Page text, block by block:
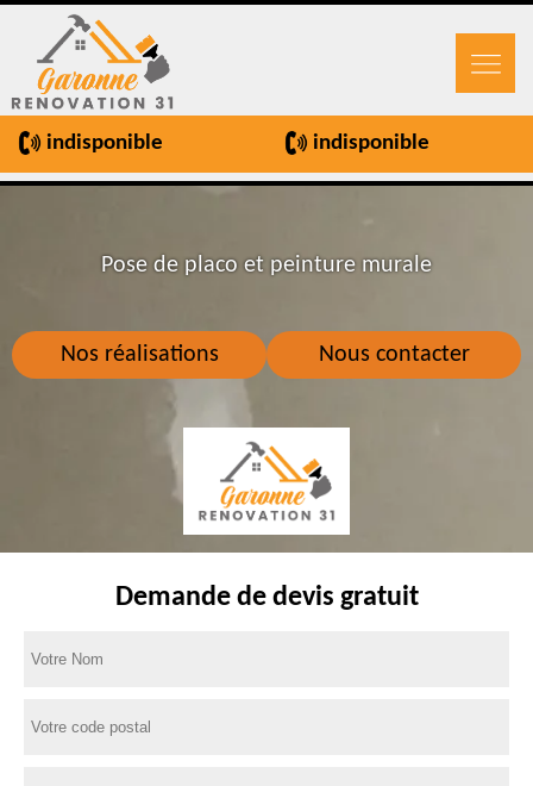
indisponible indisponible
Nos réalisations Nous contacter
Pose de placo et peinture murale
Demande de devis gratuit